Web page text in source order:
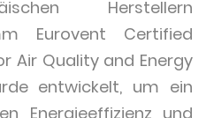
Herstellern
Eurovent Certified
Air Quality and Energy
entwickelt, um ein
Energieeffizienz und